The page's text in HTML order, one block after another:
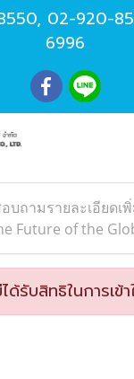
, 02-920-
6996
บถามรายละเอียดเ
Future of the
รับสิทธิในการเข้